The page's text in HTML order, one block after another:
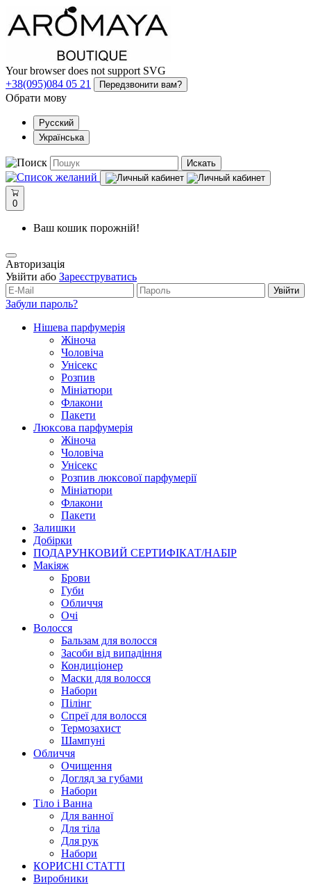
Your browser does not support SVG
+38(095)084 05 21
Передзвонити вам?
Обрати мову
Русский
Українська
Искать
0
Ваш кошик порожній!
Авторизація
Увійти або Зареєструватись
Увійти
Забули пароль?
Нішева парфумерія
Жіноча
Чоловіча
Унісекс
Розпив
Мініатюри
Флакони
Пакети
Люксова парфумерія
Жіноча
Чоловіча
Унісекс
Розпив люксової парфумерії
Мініатюри
Флакони
Пакети
Залишки
Добірки
ПОДАРУНКОВИЙ СЕРТИФІКАТ/НАБІР
Макіяж
Брови
Губи
Обличчя
Очі
Волосся
Бальзам для волосся
Засоби від випадіння
Кондиціонер
Маски для волосся
Набори
Пілінг
Спреї для волосся
Термозахист
Шампуні
Обличчя
Очищення
Догляд за губами
Набори
Тіло і Ванна
Для ванної
Для тіла
Для рук
Набори
КОРИСНІ СТАТТІ
Виробники